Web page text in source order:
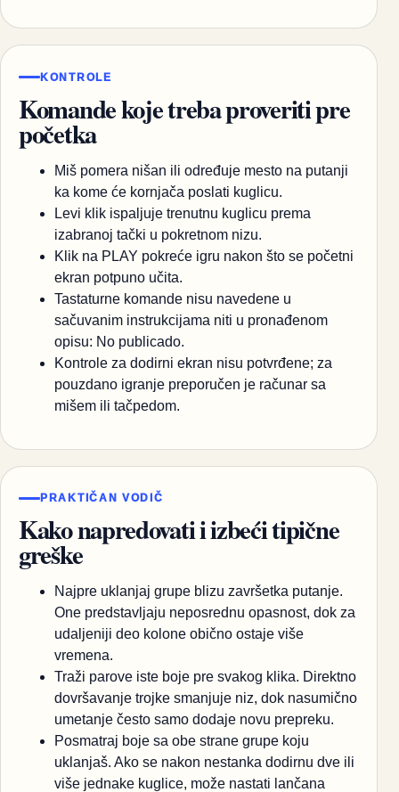
KONTROLE
Komande koje treba proveriti pre
početka
Miš pomera nišan ili određuje mesto na putanji
ka kome će kornjača poslati kuglicu.
Levi klik ispaljuje trenutnu kuglicu prema
izabranoj tački u pokretnom nizu.
Klik na PLAY pokreće igru nakon što se početni
ekran potpuno učita.
Tastaturne komande nisu navedene u
sačuvanim instrukcijama niti u pronađenom
opisu: No publicado.
Kontrole za dodirni ekran nisu potvrđene; za
pouzdano igranje preporučen je računar sa
mišem ili tačpedom.
PRAKTIČAN VODIČ
Kako napredovati i izbeći tipične
greške
Najpre uklanjaj grupe blizu završetka putanje.
One predstavljaju neposrednu opasnost, dok za
udaljeniji deo kolone obično ostaje više
vremena.
Traži parove iste boje pre svakog klika. Direktno
dovršavanje trojke smanjuje niz, dok nasumično
umetanje često samo dodaje novu prepreku.
Posmatraj boje sa obe strane grupe koju
uklanjaš. Ako se nakon nestanka dodirnu dve ili
više jednake kuglice, može nastati lančana